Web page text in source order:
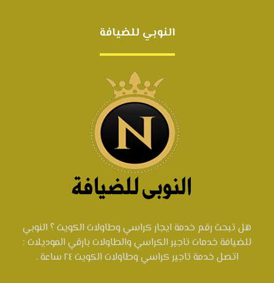
النوبي للضيافة
هل تبحث رقم خدمة ايجار كراسي وطاولات الكويت ؟ النوبي
للضيافة خدمات تاجير الكراسي والطاولات بارقي الموديلات :
اتصل خدمة تاجير كراسي وطاولات الكويت ٢٤ ساعة .